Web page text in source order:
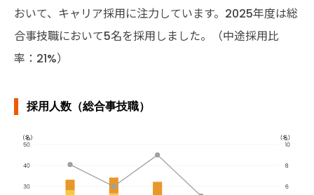
おいて、キャリア採用に注力しています。2025年度は総
合事技職において5名を採用しました。（中途採用比
率：21%）
採用人数（総合事技職）